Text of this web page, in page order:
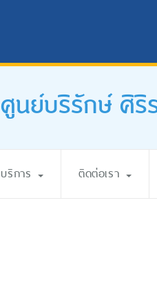
ศูนย์บริรักษ์ ศิริ
บริการ ติดต่อเรา